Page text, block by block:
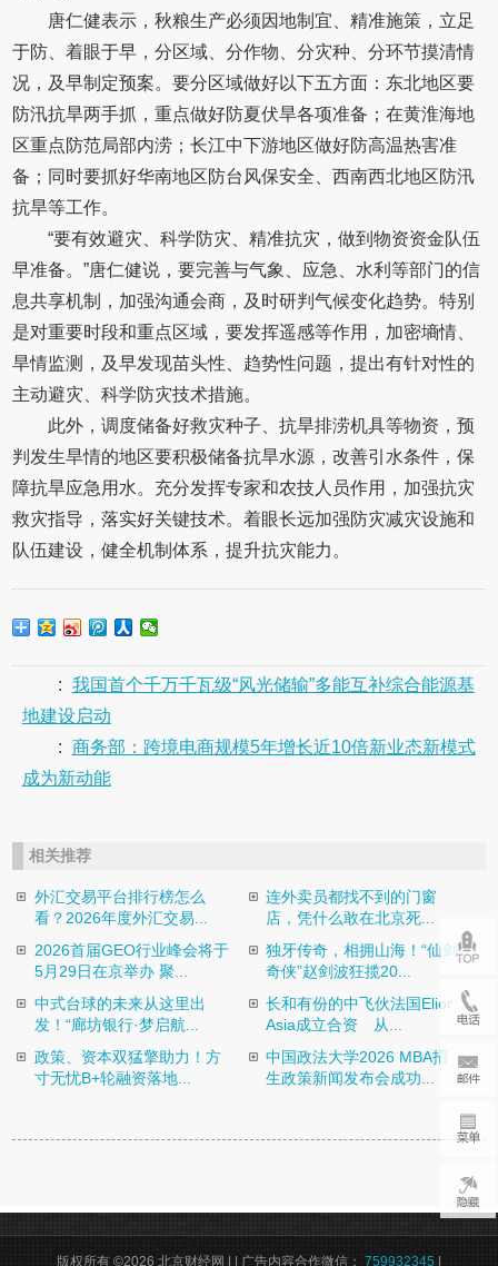
唐仁健表示，秋粮生产必须因地制宜、精准施策，立足
于防、着眼于早，分区域、分作物、分灾种、分环节摸清情
况，及早制定预案。要分区域做好以下五方面：东北地区要
防汛抗旱两手抓，重点做好防夏伏旱各项准备；在黄淮海地
区重点防范局部内涝；长江中下游地区做好防高温热害准
备；同时要抓好华南地区防台风保安全、西南西北地区防汛
抗旱等工作。
“要有效避灾、科学防灾、精准抗灾，做到物资资金队伍
早准备。”唐仁健说，要完善与气象、应急、水利等部门的信
息共享机制，加强沟通会商，及时研判气候变化趋势。特别
是对重要时段和重点区域，要发挥遥感等作用，加密墒情、
旱情监测，及早发现苗头性、趋势性问题，提出有针对性的
主动避灾、科学防灾技术措施。
此外，调度储备好救灾种子、抗旱排涝机具等物资，预
判发生旱情的地区要积极储备抗旱水源，改善引水条件，保
障抗旱应急用水。充分发挥专家和农技人员作用，加强抗灾
救灾指导，落实好关键技术。着眼长远加强防灾减灾设施和
队伍建设，健全机制体系，提升抗灾能力。
: 我国首个千万千瓦级“风光储输”多能互补综合能源基
地建设启动
: 商务部：跨境电商规模5年增长近10倍新业态新模式
成为新动能
相关推荐
外汇交易平台排行榜怎么
看？2026年度外汇交易...
连外卖员都找不到的门窗
店，凭什么敢在北京死...
2026首届GEO行业峰会将于
5月29日在京举办 聚...
独牙传奇，相拥山海！“仙剑
奇侠”赵剑波狂揽20...
中式台球的未来从这里出
发！“廊坊银行·梦启航...
长和有份的中飞伙法国Elior
Asia成立合资 从...
政策、资本双猛擎助力！方
寸无忧B+轮融资落地...
中国政法大学2026 MBA招
生政策新闻发布会成功...
版权所有 ©2026 北京财经网 | | 广告内容合作微信： 759932345